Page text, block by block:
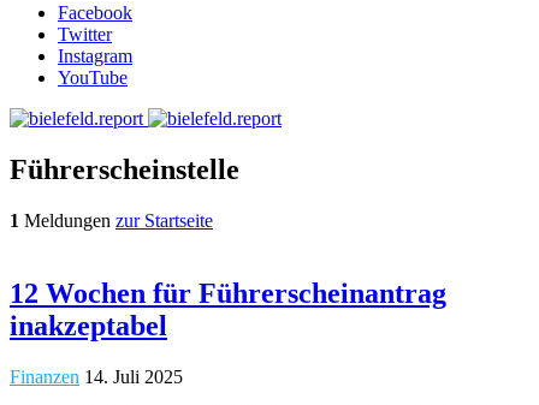
Facebook
Twitter
Instagram
YouTube
Führerscheinstelle
1 Meldungen zur Startseite
12 Wochen für Führerscheinantrag
inakzeptabel
Finanzen 14. Juli 2025